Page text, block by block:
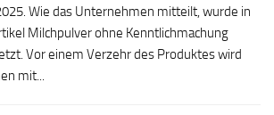
Wie das Unternehmen mitteilt, wurde in
Milchpulver ohne Kenntlichmachung
Vor einem Verzehr des Produktes wird
mit...